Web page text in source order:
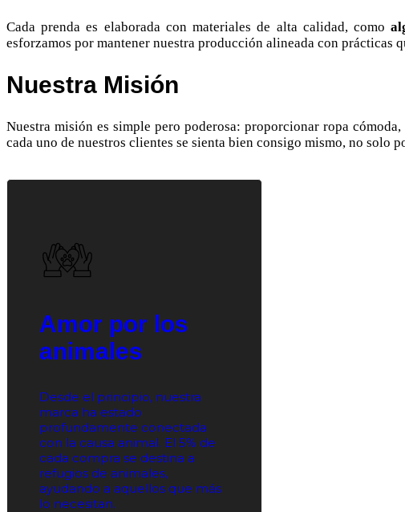
Cada prenda es elaborada con materiales de alta calidad, como
esforzamos por mantener nuestra producción alineada con prácticas
Nuestra Misión
Nuestra misión es simple pero poderosa: proporcionar ropa
cada uno de nuestros clientes se sienta bien consigo mismo, no
Amor por los
animales
Desde el principio, nuestra
marca ha estado
profundamente conectada
con la causa animal. El 5% de
cada compra se destina a
refugios de animales,
ayudando a aquellos que más
lo necesitan.